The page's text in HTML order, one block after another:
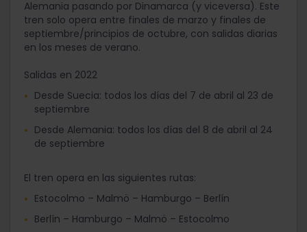
Alemania pasando por Dinamarca (y viceversa). Este
tren solo opera entre finales de marzo y finales de
septiembre/principios de octubre, con salidas diarias
en los meses de verano.
Salidas en 2022
Desde Suecia: todos los días del 7 de abril al 23 de
septiembre
Desde Alemania: todos los días del 8 de abril al 24
de septiembre
El tren opera en las siguientes rutas:
Estocolmo – Malmö – Hamburgo – Berlín
Berlín – Hamburgo – Malmö – Estocolmo